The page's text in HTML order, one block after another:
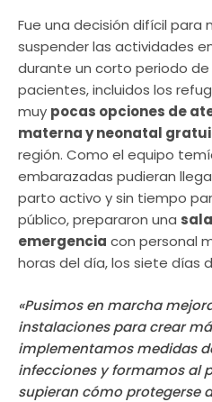
Fue una decisión difícil para
suspender las actividades
durante un corto periodo
pacientes, incluidos los
muy pocas opciones de
materna y neonatal
región. Como el equipo
embarazadas pudieran
parto activo y sin tiempo
público, prepararon una
emergencia con personal
horas del día, los siete días
«Pusimos en marcha
instalaciones para crear
implementamos medidas
infecciones y formamos al
supieran cómo protegerse